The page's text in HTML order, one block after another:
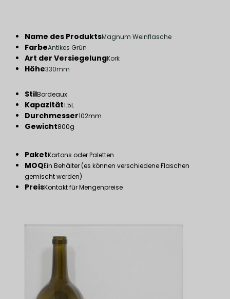
Name des ProduktsMagnum Weinflasche
FarbeAntikes Grün
Art der VersiegelungKork
Höhe330mm
StilBordeaux
Kapazität1.5L
Durchmesser102mm
Gewicht800g
PaketKartons oder Paletten
MOQEin Behälter (es können verschiedene Flaschen
gemischt werden)
PreisKontakt für Mengenpreise